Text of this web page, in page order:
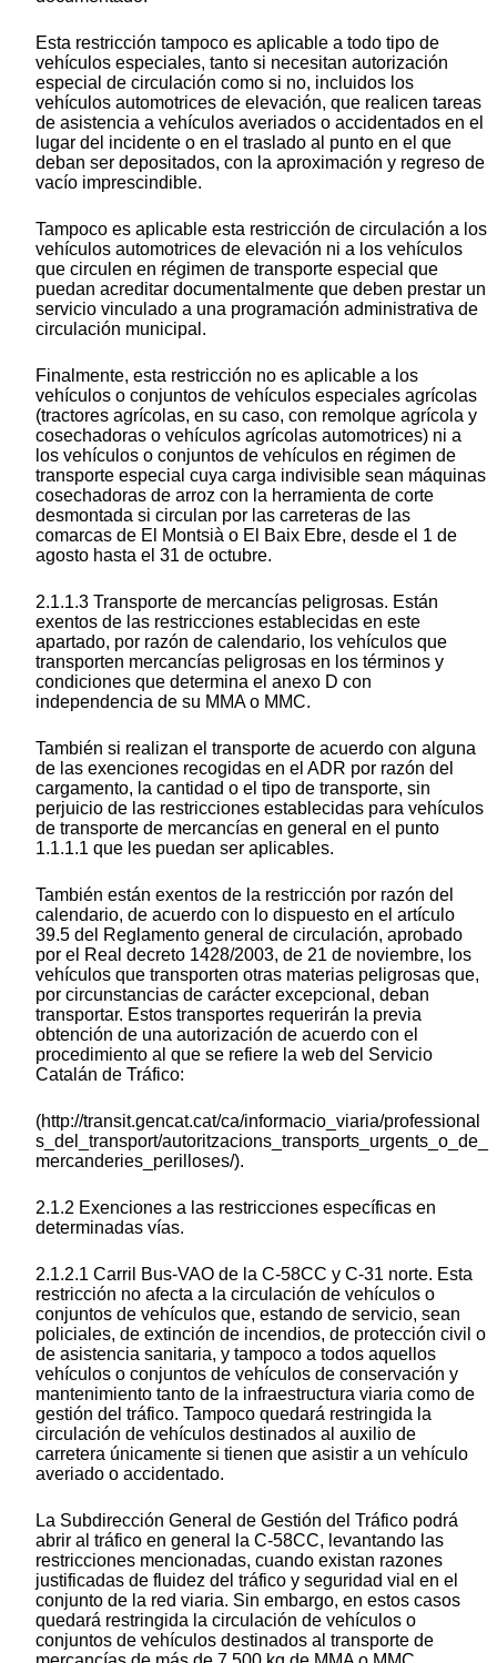
Esta restricción tampoco es aplicable a todo tipo de
vehículos especiales, tanto si necesitan autorización
especial de circulación como si no, incluidos los
vehículos automotrices de elevación, que realicen tareas
de asistencia a vehículos averiados o accidentados en el
lugar del incidente o en el traslado al punto en el que
deban ser depositados, con la aproximación y regreso de
vacío imprescindible.
Tampoco es aplicable esta restricción de circulación a los
vehículos automotrices de elevación ni a los vehículos
que circulen en régimen de transporte especial que
puedan acreditar documentalmente que deben prestar un
servicio vinculado a una programación administrativa de
circulación municipal.
Finalmente, esta restricción no es aplicable a los
vehículos o conjuntos de vehículos especiales agrícolas
(tractores agrícolas, en su caso, con remolque agrícola y
cosechadoras o vehículos agrícolas automotrices) ni a
los vehículos o conjuntos de vehículos en régimen de
transporte especial cuya carga indivisible sean máquinas
cosechadoras de arroz con la herramienta de corte
desmontada si circulan por las carreteras de las
comarcas de El Montsià o El Baix Ebre, desde el 1 de
agosto hasta el 31 de octubre.
2.1.1.3 Transporte de mercancías peligrosas. Están
exentos de las restricciones establecidas en este
apartado, por razón de calendario, los vehículos que
transporten mercancías peligrosas en los términos y
condiciones que determina el anexo D con
independencia de su MMA o MMC.
También si realizan el transporte de acuerdo con alguna
de las exenciones recogidas en el ADR por razón del
cargamento, la cantidad o el tipo de transporte, sin
perjuicio de las restricciones establecidas para vehículos
de transporte de mercancías en general en el punto
1.1.1.1 que les puedan ser aplicables.
También están exentos de la restricción por razón del
calendario, de acuerdo con lo dispuesto en el artículo
39.5 del Reglamento general de circulación, aprobado
por el Real decreto 1428/2003, de 21 de noviembre, los
vehículos que transporten otras materias peligrosas que,
por circunstancias de carácter excepcional, deban
transportar. Estos transportes requerirán la previa
obtención de una autorización de acuerdo con el
procedimiento al que se refiere la web del Servicio
Catalán de Tráfico:
(http://transit.gencat.cat/ca/informacio_viaria/professional
s_del_transport/autoritzacions_transports_urgents_o_de_
mercanderies_perilloses/).
2.1.2 Exenciones a las restricciones específicas en
determinadas vías.
2.1.2.1 Carril Bus-VAO de la C-58CC y C-31 norte. Esta
restricción no afecta a la circulación de vehículos o
conjuntos de vehículos que, estando de servicio, sean
policiales, de extinción de incendios, de protección civil o
de asistencia sanitaria, y tampoco a todos aquellos
vehículos o conjuntos de vehículos de conservación y
mantenimiento tanto de la infraestructura viaria como de
gestión del tráfico. Tampoco quedará restringida la
circulación de vehículos destinados al auxilio de
carretera únicamente si tienen que asistir a un vehículo
averiado o accidentado.
La Subdirección General de Gestión del Tráfico podrá
abrir al tráfico en general la C-58CC, levantando las
restricciones mencionadas, cuando existan razones
justificadas de fluidez del tráfico y seguridad vial en el
conjunto de la red viaria. Sin embargo, en estos casos
quedará restringida la circulación de vehículos o
conjuntos de vehículos destinados al transporte de